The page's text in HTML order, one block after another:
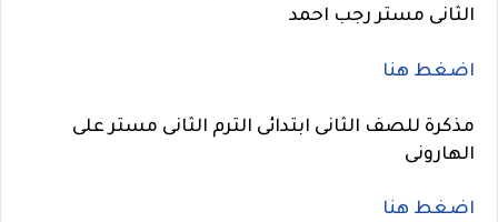
الثانى مستر رجب احمد
اضغط هنا
مذكرة للصف الثانى ابتدائى الترم الثانى مستر على
الهارونى
اضغط هنا